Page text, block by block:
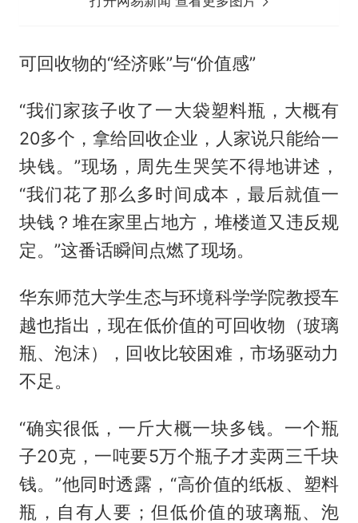
可回收物的“经济账”与“价值感”
“我们家孩子收了一大袋塑料瓶，大概有
20多个，拿给回收企业，人家说只能给一
块钱。”现场，周先生哭笑不得地讲述，
“我们花了那么多时间成本，最后就值一
块钱？堆在家里占地方，堆楼道又违反规
定。”这番话瞬间点燃了现场。
华东师范大学生态与环境科学学院教授车
越也指出，现在低价值的可回收物（玻璃
瓶、泡沫），回收比较困难，市场驱动力
不足。
“确实很低，一斤大概一块多钱。一个瓶
子20克，一吨要5万个瓶子才卖两三千块
钱。”他同时透露，“高价值的纸板、塑料
瓶，自有人要；但低价值的玻璃瓶、泡